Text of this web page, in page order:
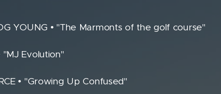
YOUNG • "The Marmonts of the golf course"
"MJ Evolution"
• "Growing Up Confused"